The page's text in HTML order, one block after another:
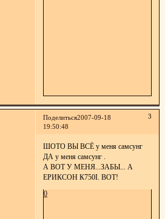
Поделиться 3
2007-09-18
19:50:48
ШОТО ВЫ ВСЁ у меня самсунг
ДА у меня самсунг .
А ВОТ У МЕНЯ...ЗАБЫ... А
ЕРИКСОН К750I. ВОТ!
0